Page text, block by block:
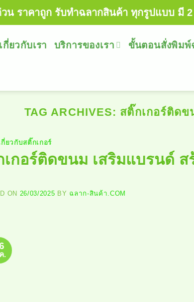
น ราคาถูก รับทำฉลากสินค้า ทุกรูปแบบ มี 2
เกี่ยวกับเรา บริการของเรา ขั้นตอนสั่งพิมพ์
TAG ARCHIVES: สติ๊กเกอร์ติด
กี่ยวกับสติ๊กเกอร์
เกอร์ติดขนม เสริมแบรนด์
ON 26/03/2025 BY ฉลาก-สินค้า.COM
.